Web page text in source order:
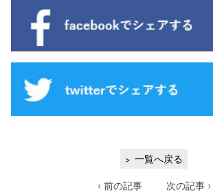
一覧へ戻る
‹ 前の記事 次の記事 ›